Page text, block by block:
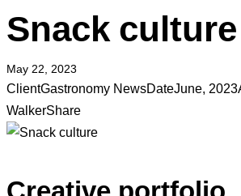
Snack culture
May 22, 2023
ClientGastronomy NewsDateJune, 2023
WalkerShare